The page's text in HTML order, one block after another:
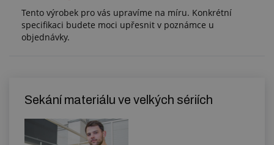
Tento výrobek pro vás upravíme na míru. Konkrétní
specifikaci budete moci upřesnit v poznámce u
objednávky.
Sekání materiálu ve velkých sériích